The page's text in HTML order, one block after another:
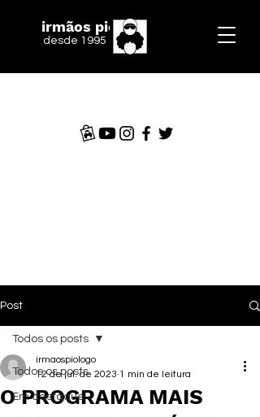
irmãos piologo
desde 1995
Post
Todos os posts
Em destaque
Todos os posts
O PROGRAMA MAIS
irmaospiologo
12 de jul. de 2023 1 min de leitura